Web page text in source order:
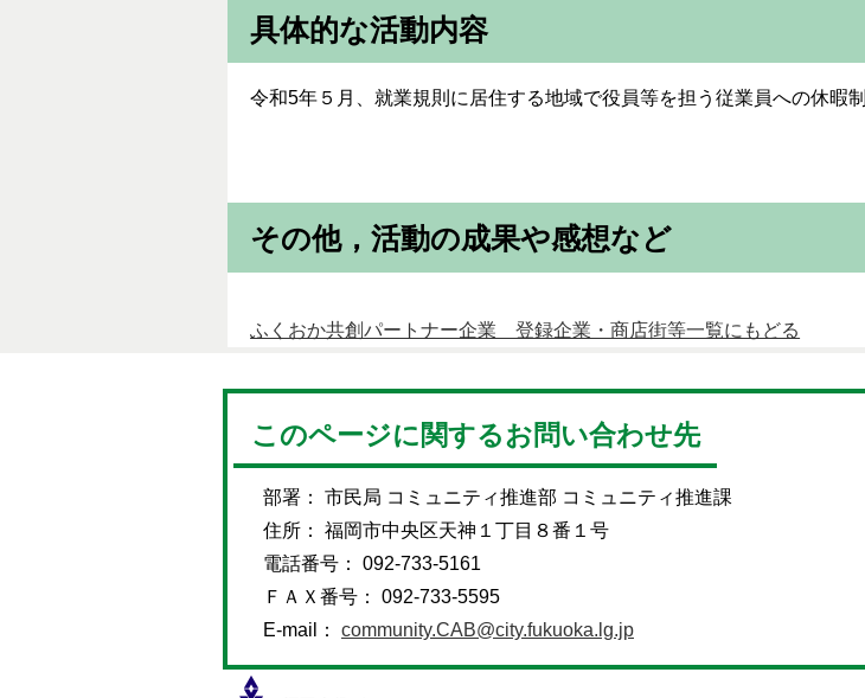
具体的な活動内容
令和5年５月、就業規則に居住する地域で役員等を担う従業員への休暇
その他，活動の成果や感想など
ふくおか共創パートナー企業 登録企業・商店街等一覧にもどる
このページに関するお問い合わせ先
部署： 市民局 コミュニティ推進部 コミュニティ推進課
住所： 福岡市中央区天神１丁目８番１号
電話番号： 092-733-5161
ＦＡＸ番号： 092-733-5595
E-mail： community.CAB@city.fukuoka.lg.jp